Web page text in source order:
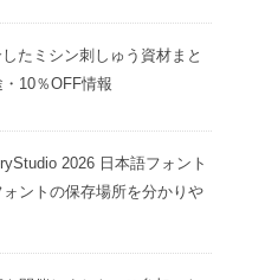
たミシン刺しゅう資材まと
10％OFF情報
2026 日本語フォント
ントの保存場所を分かりや